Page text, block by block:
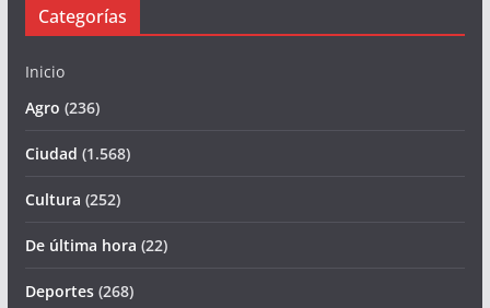
Categorías
Inicio
Agro (236)
Ciudad (1.568)
Cultura (252)
De última hora (22)
Deportes(268)